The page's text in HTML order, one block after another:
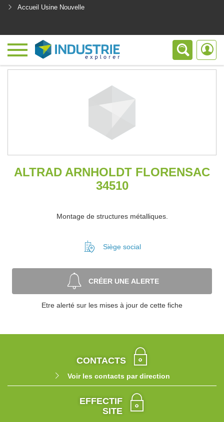
Accueil Usine Nouvelle
ALTRAD ARNHOLDT FLORENSAC
34510
Montage de structures métalliques.
Siège social
CRÉER UNE ALERTE
Etre alerté sur les mises à jour de cette fiche
CONTACTS
Voir les contacts par direction
EFFECTIF
SITE